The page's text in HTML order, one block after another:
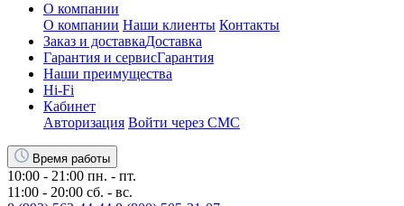
О компании
О компании Наши клиенты Контакты
Заказ и доставкаДоставка
Гарантия и сервисГарантия
Наши преимущества
Hi-Fi
Кабинет
Авторизация Войти через СМС
Время работы
10:00 - 21:00 пн. - пт.
11:00 - 20:00 сб. - вс.